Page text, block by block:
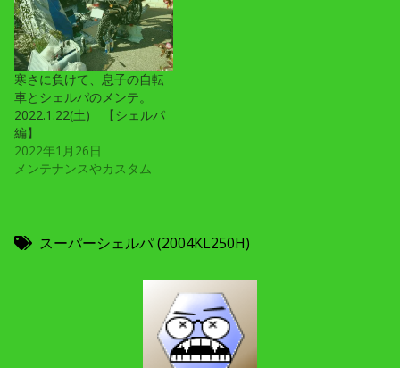
寒さに負けて、息子の自転
車とシェルパのメンテ。
2022.1.22(土) 【シェルパ
編】
2022年1月26日
メンテナンスやカスタム
スーパーシェルパ (2004KL250H)